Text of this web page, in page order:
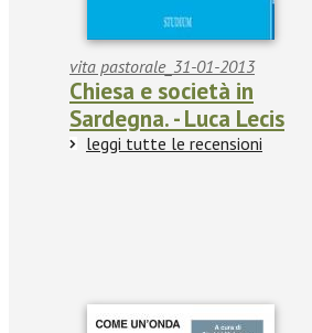
vita pastorale_31-01-2013
Chiesa e società in
Sardegna. - Luca Lecis
leggi tutte le recensioni